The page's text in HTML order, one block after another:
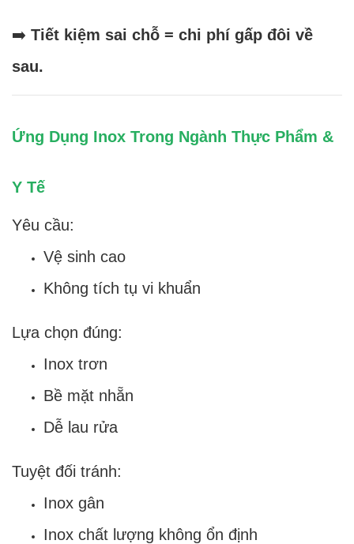
➡️ Tiết kiệm sai chỗ = chi phí gấp đôi về
sau.
Ứng Dụng Inox Trong Ngành Thực Phẩm &
Y Tế
Yêu cầu:
Vệ sinh cao
Không tích tụ vi khuẩn
Lựa chọn đúng:
Inox trơn
Bề mặt nhẵn
Dễ lau rửa
Tuyệt đối tránh:
Inox gân
Inox chất lượng không ổn định